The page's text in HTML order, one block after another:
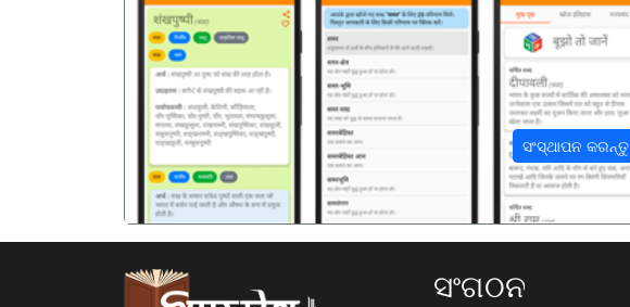
ସଂସ୍ଥାପନ କରନ୍ତୁ
पिछला
ସଂଗଠନ